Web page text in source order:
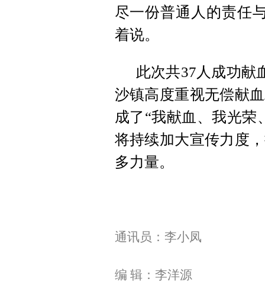
尽一份普通人的责任
着说。
此次共37人成功献
沙镇高度重视无偿献
成了“我献血、我光荣
将持续加大宣传力度
多力量。
通讯员：李小凤
编 辑：李洋源